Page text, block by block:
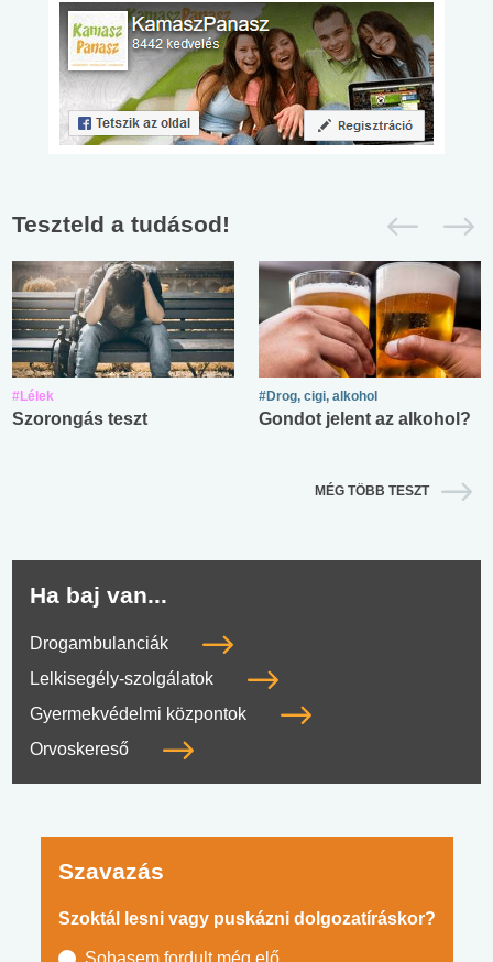
Teszteld a tudásod!
#Lélek
Szorongás teszt
#Drog, cigi, alkohol
Gondot jelent az alkohol?
MÉG TÖBB TESZT
Ha baj van...
Drogambulanciák
Lelkisegély-szolgálatok
Gyermekvédelmi központok
Orvoskereső
Szavazás
Szoktál lesni vagy puskázni dolgozatíráskor?